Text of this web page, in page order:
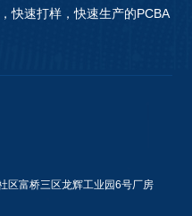
快速打样，快速生产的PCBA
区富桥三区龙辉工业园6号厂房